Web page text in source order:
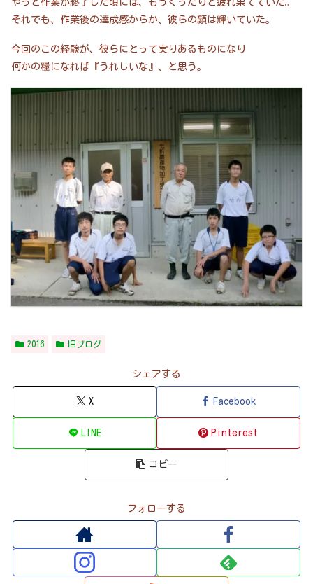
やっと作業が終了した頃には、もうぐったりと疲れ果てていた。
それでも、作業後の達成感からか、彼らの顔は輝いていた。
今回のこの経験が、彼らにとって実りあるものになり
何かの糧になれば『うれしいな』、と思う。
2016 旧ブログ
シェアする
X Facebook
LINE Pinterest
コピー
フォローする